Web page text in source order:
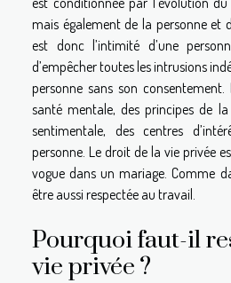
mais également de la personne et
est donc l’intimité d’une
d’empêcher toutes les intrusions
personne sans son
santé mentale, des principes de
sentimentale, des centres
personne. Le droit de la vie privée
vogue dans un mariage. Comme
être aussi respectée au travail.
Pourquoi faut-il
vie privée ?